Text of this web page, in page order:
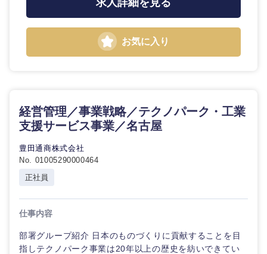
大分県 宮崎県
求人詳細を見る
お気に入り
経営管理／事業戦略／テクノパーク・工業
支援サービス事業／名古屋
豊田通商株式会社
No. 01005290000464
正社員
仕事内容
部署グループ紹介 日本のものづくりに貢献することを目
指しテクノパーク事業は20年以上の歴史を紡いできてい